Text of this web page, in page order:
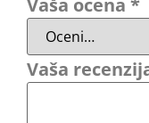
Vaša ocena *
Vaša